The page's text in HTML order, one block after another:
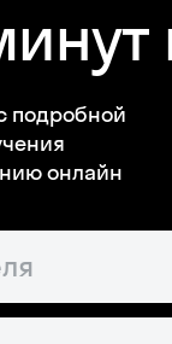
подробной
онлайн